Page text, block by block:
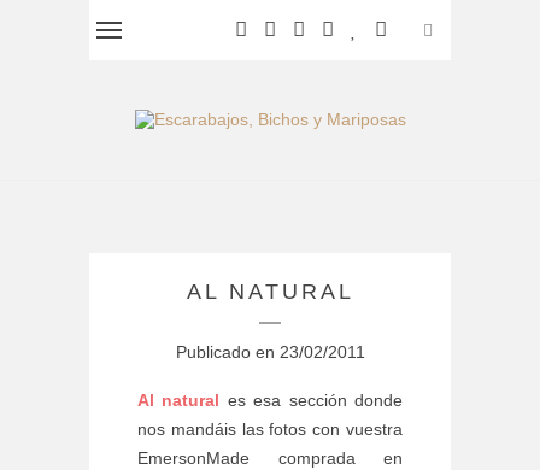
AL NATURAL
Publicado en 23/02/2011
Al natural es esa sección donde
nos mandáis las fotos con vuestra
EmersonMade comprada en